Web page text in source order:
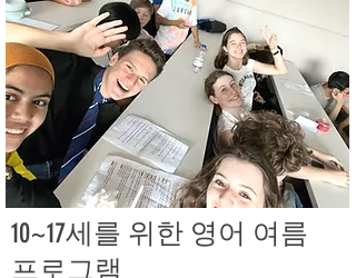
10~17세를 위한 영어 여름
프로그램